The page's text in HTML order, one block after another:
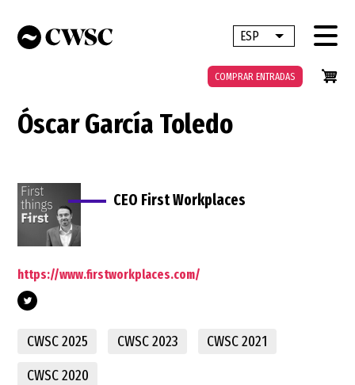
contenido
ESP Lista adicional
COMPRAR ENTRADAS
Óscar García Toledo
CEO First Workplaces
https://www.firstworkplaces.com/
CWSC 2025 CWSC 2023
CWSC 2021
CWSC 2020